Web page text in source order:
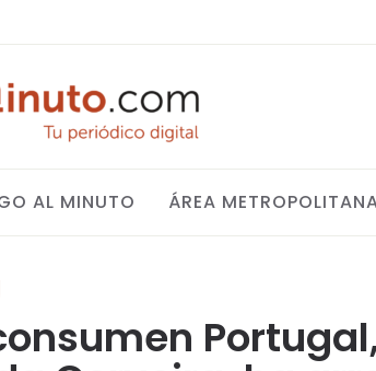
AL MINUTO ÁREA